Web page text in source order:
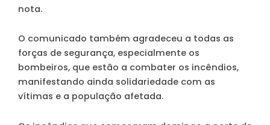
nota.
O comunicado também agradeceu a todas as
forças de segurança, especialmente os
bombeiros, que estão a combater os incêndios,
manifestando ainda solidariedade com as
vítimas e a população afetada.